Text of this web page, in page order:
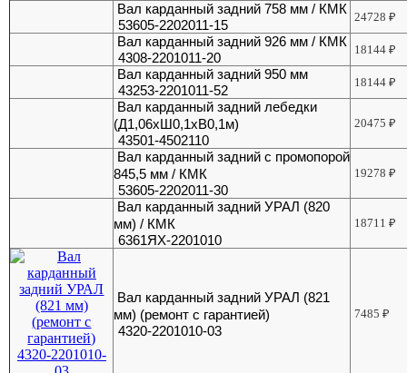
Вал карданный задний 758 мм / КМК
53605-2202011-15
24728₽
Вал карданный задний 926 мм / КМК
4308-2201011-20
18144₽
Вал карданный задний 950 мм
43253-2201011-52
18144₽
Вал карданный задний лебедки
(Д1,06хШ0,1хВ0,1м)
43501-4502110
20475₽
Вал карданный задний с промопорой
845,5 мм / КМК
53605-2202011-30
19278₽
Вал карданный задний УРАЛ (820
мм) / КМК
6361ЯХ-2201010
18711₽
Вал карданный задний УРАЛ (821
мм) (ремонт с гарантией)
4320-2201010-03
7485₽